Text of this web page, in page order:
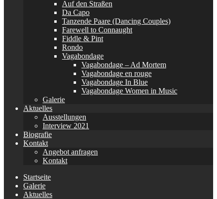
Auf den Straßen
Da Capo
Tanzende Paare (Dancing Couples)
Farewell to Connaught
Fiddle & Pint
Rondo
Vagabondage
Vagabondage – Ad Mortem
Vagabondage en rouge
Vagabondage In Blue
Vagabondage Women in Music
Galerie
Aktuelles
Ausstellungen
Interview 2021
Biografie
Kontakt
Angebot anfragen
Kontakt
Startseite
Galerie
Aktuelles